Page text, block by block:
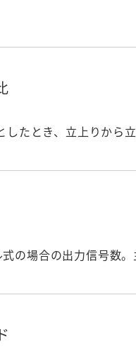
したとき、立上りから
の場合の出力信号数